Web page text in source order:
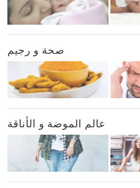
صحة و رجيم
عالم الموضة و الأناقة